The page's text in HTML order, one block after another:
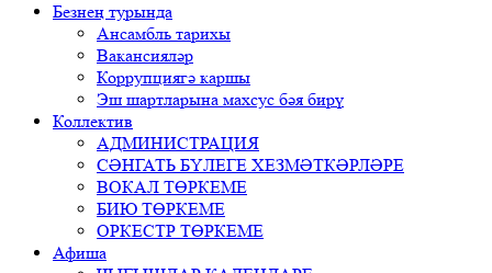
Безнең турында
Ансамбль тарихы
Вакансияләр
Коррупциягә каршы
Эш шартларына махсус бәя бирү
Коллектив
АДМИНИСТРАЦИЯ
СӘНГАТЬ БҮЛЕГЕ ХЕЗМӘТКӘРЛӘРЕ
ВОКАЛ ТӨРКЕМЕ
БИЮ ТӨРКЕМЕ
ОРКЕСТР ТӨРКЕМЕ
Афиша